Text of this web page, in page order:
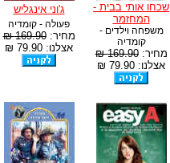
שכחו אותי בבית -
המחזמר
משפחה וילדים -
קומדיה
מחיר:169.90 ₪
אצלנו: 79.90 ₪
ג'וני אינגליש
פעולה - קומדיה
מחיר:169.90 ₪
אצלנו: 79.90 ₪